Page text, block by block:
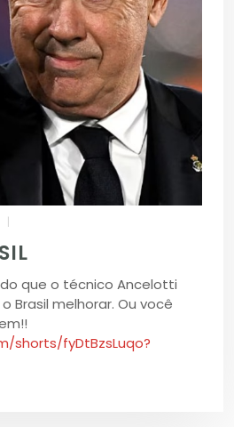
que o técnico Ancelotti
Brasil melhorar. Ou você
shorts/fyDtBzsLuqo?